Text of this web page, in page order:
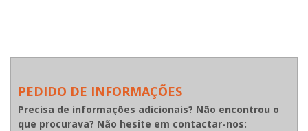
PEDIDO DE INFORMAÇÕES
Precisa de informações adicionais? Não encontrou o
que procurava? Não hesite em contactar-nos: